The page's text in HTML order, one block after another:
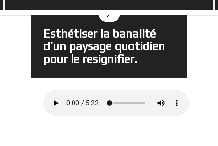
Esthétiser la banalité
d’un paysage quotidien
pour le resignifier.